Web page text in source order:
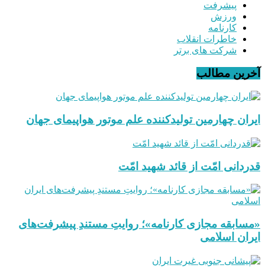
پیشرفت
ورزش
کارنامه
خاطرات انقلاب
شرکت های برتر
آخرین مطالب
ایران چهارمین تولیدکننده علم موتور هواپیمای جهان
قدردانی امّت از قائد شهید امّت
«مسابقه مجازی کارنامه»؛ روایتِ مستندِ پیشرفت‌های
ایران اسلامی